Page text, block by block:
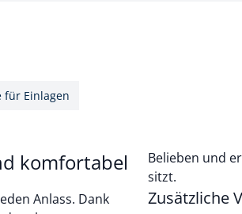
für Einlagen
komfortabel
Anlass. Dank
Belieben und
sitzt.
Zusätzliche